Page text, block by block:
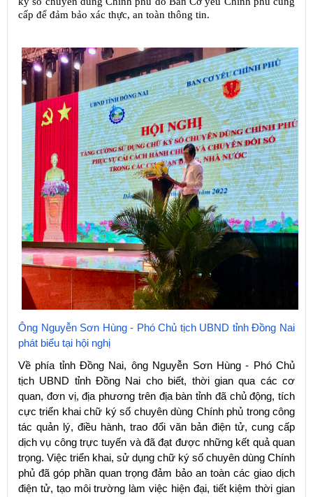
cấp để đảm bảo xác thực, an toàn thông tin.
Ông Nguyễn Sơn Hùng - Phó Chủ tịch UBND tỉnh Đồng Nai
phát biểu tại hội nghị​
Về phía tỉnh Đồng Nai, ông Nguyễn Sơn Hùng - Phó Chủ
tịch UBND tỉnh Đồng Nai cho biết, thời gian qua các cơ
quan, đơn vị, địa phương trên địa bàn tỉnh đã chủ động, tích
cực triển khai chữ ký số chuyên dùng Chính phủ trong công
tác quản lý, điều hành, trao đổi văn bản điện tử, cung cấp
dịch vụ công trực tuyến và đã đạt được những kết quả quan
trọng. Việc triển khai, sử dụng chữ ký số chuyên dùng Chính
phủ đã góp phần quan trọng đảm bảo an toàn các giao dịch
điện tử, tạo môi trường làm việc hiện đại, tiết kiệm thời gian